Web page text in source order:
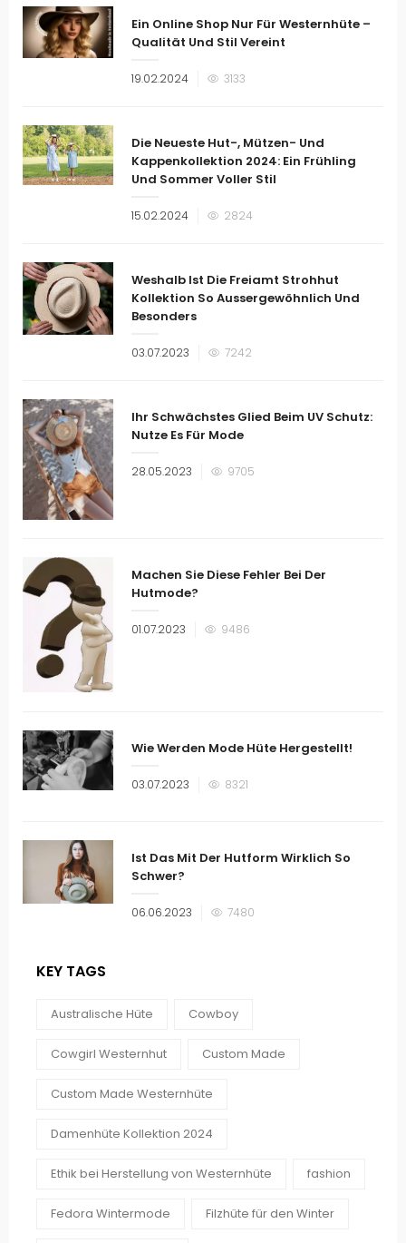
Ein Online Shop Nur Für Westernhüte –
Qualität Und Stil Vereint
Veröffentlicht
19.02.2024 3133
Die Neueste Hut-, Mützen- Und
Kappenkollektion 2024: Ein Frühling
Und Sommer Voller Stil
Veröffentlicht
15.02.2024 2824
Weshalb Ist Die Freiamt Strohhut
Kollektion So Aussergewöhnlich Und
Besonders
Veröffentlicht
03.07.2023 7242
Ihr Schwächstes Glied Beim UV Schutz:
Nutze Es Für Mode
Veröffentlicht
28.05.2023 9705
Machen Sie Diese Fehler Bei Der
Hutmode?
Veröffentlicht
01.07.2023 9486
Wie Werden Mode Hüte Hergestellt!
Veröffentlicht
03.07.2023 8321
Ist Das Mit Der Hutform Wirklich So
Schwer?
Veröffentlicht
06.06.2023 7480
KEY TAGS
Australische Hüte Cowboy
Cowgirl Westernhut Custom Made
Custom Made Westernhüte
Damenhüte Kollektion 2024
Ethik bei Herstellung von Westernhüte fashion
Fedora Wintermode Filzhüte für den Winter